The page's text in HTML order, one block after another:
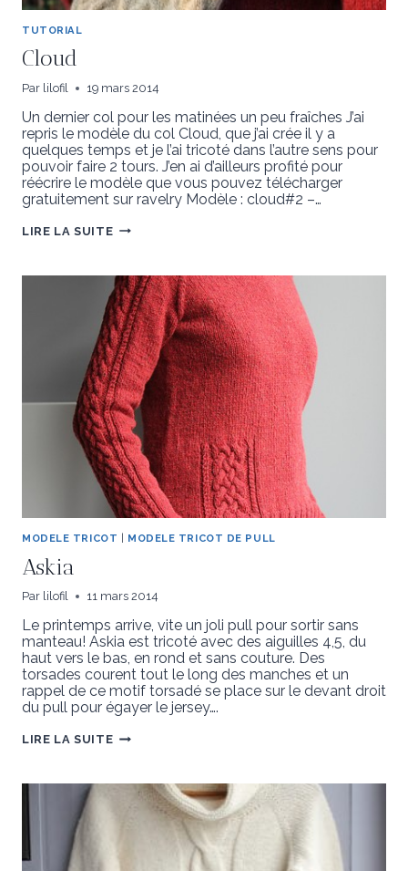
TUTORIAL
Cloud
Par lilofil 19 mars 2014
Un dernier col pour les matinées un peu fraîches J’ai
repris le modèle du col Cloud, que j’ai crée il y a
quelques temps et je l’ai tricoté dans l’autre sens pour
pouvoir faire 2 tours. J’en ai d’ailleurs profité pour
réécrire le modèle que vous pouvez télécharger
gratuitement sur ravelry Modèle : cloud#2 –…
LIRE LA SUITECLOUD
MODELE TRICOT MODELE TRICOT DE PULL
Askia
Par lilofil 11 mars 2014
Le printemps arrive, vite un joli pull pour sortir sans
manteau! Askia est tricoté avec des aiguilles 4,5, du
haut vers le bas, en rond et sans couture. Des
torsades courent tout le long des manches et un
rappel de ce motif torsadé se place sur le devant droit
du pull pour égayer le jersey….
LIRE LA SUITEASKIA